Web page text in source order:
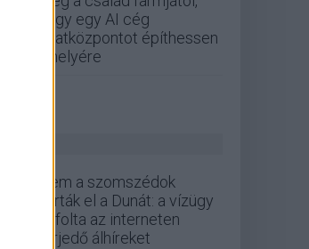
hogy egy AI cég
adatközpontot építhessen
a helyére
Nem a szomszédok
zárták el a Dunát: a vízügy
cáfolta az interneten
terjedő álhíreket